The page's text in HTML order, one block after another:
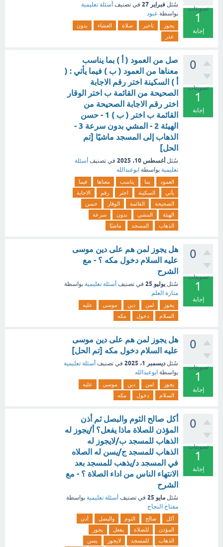
تصويتات
1
إجابة
سُئل فبراير 27 في تصنيف أسئلة تعليمية
بواسطة عبود
يجوز تاخير صلاة العشاء
بدون
عذر
0
تصويتات
1
إجابة
صل من العمود ( أ ) بما يناسب
معناها من العمود ( ب ) فيما يأتي : (
أ ) السكينة اختر رقم الاجابة
الصحيحة من القائمة ب اختر الوقار
اختر رقم الاجابة الصحيحة من
القائمة ب اختر ( ب ) 1 - حسن
الهيئة 2 - المشي بدون سرعة 3 -
الذهاب إلى المسجد ماشيًا [تم
الحل]
سُئل أغسطس 10، 2025 في تصنيف أسئلة
تعليمية بواسطة ابوعبدالله
العمود بما يناسب معناها
فيما
يأتي
السكينة اختر رقم
الاجابة
الصحيحة
القائمة الوقار
حسن
الهيئة
المشي بدون
سرعة
الذهاب
المسجد ماشيًا
0
تصويتات
1
إجابة
هل يجوز لمن هم على دين موسى
عليه السلام دخول مكه ؟ - مع
الشرح
سُئل يوليو 25 في تصنيف أسئلة تعليمية بواسطة
منارة العلم
يجوز لمن دين موسى
عليه
السلام
دخول مكه
0
تصويتات
1
إجابة
هل يجوز لمن هم على دين موسى
عليه السلام دخول مكه [تم الحل]
سُئل ديسمبر 1، 2025 في تصنيف أسئلة تعليمية
بواسطة ابوعبدالله
يجوز لمن دين موسى
عليه
السلام
دخول مكه
0
تصويتات
1
إجابة
أكل صالح الثوم والبصل ثم أذن
المؤذن للصلاة ماذا يفعل؟ أ/يجوز له
الذهاب للمسجد ب/لايجوز له
الذهاب للمسجد ج/يسن له الصلاه
في المسجد د/يذهب للمسجد بعد
الانتهاء الناس من اداء الصلاة ؟ - مع
الشرح
سُئل مايو 25 في تصنيف أسئلة تعليمية بواسطة
مفتاح النجاح
أكل صالح الثوم والبصل
أذن
المؤذن
للصلاة يفعل
يجوز
الذهاب
للمسجد لايجوز يسن